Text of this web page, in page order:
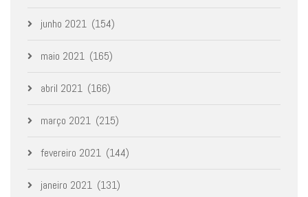
junho 2021 (154)
maio 2021 (165)
abril 2021 (166)
março 2021 (215)
fevereiro 2021 (144)
janeiro 2021 (131)